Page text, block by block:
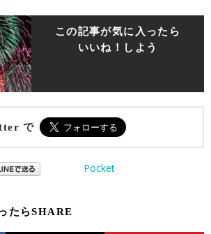
この記事が気に入ったら
いいね！しよう
で
Pocket
たらSHARE